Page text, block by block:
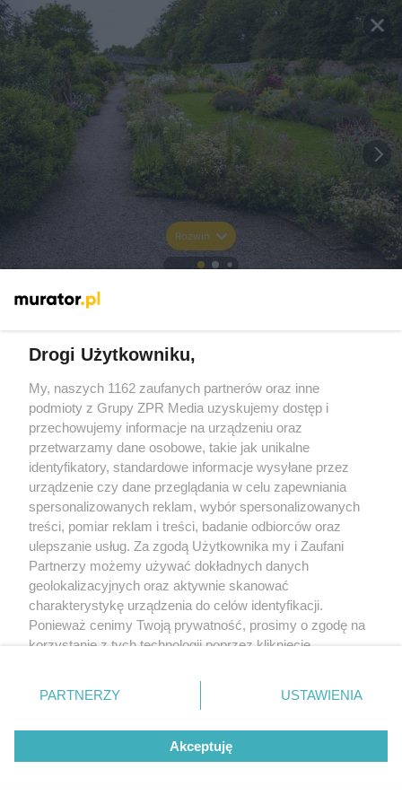
Rozwiń
Drogi Użytkowniku,
My, naszych 1162 zaufanych partnerów oraz inne
podmioty z Grupy ZPR Media uzyskujemy dostęp i
przechowujemy informacje na urządzeniu oraz
przetwarzamy dane osobowe, takie jak unikalne
identyfikatory, standardowe informacje wysyłane przez
urządzenie czy dane przeglądania w celu zapewniania
spersonalizowanych reklam, wybór spersonalizowanych
treści, pomiar reklam i treści, badanie odbiorców oraz
ulepszanie usług. Za zgodą Użytkownika my i Zaufani
Partnerzy możemy używać dokładnych danych
geolokalizacyjnych oraz aktywnie skanować
charakterystykę urządzenia do celów identyfikacji.
Ponieważ cenimy Twoją prywatność, prosimy o zgodę na
korzystanie z tych technologii poprzez kliknięcie
zmienić/wycofać klikając przycisk ustawień prywatności
znajdujący się w lewym dolnym rogu strony
rodzaje przetwarzania danych nie wymagają zgody
użytkownika, ale masz prawo sprzeciwić się takiemu
przetwarzaniu. Preferencje będą miały zastosowanie tylko
PARTNERZY USTAWIENIA
Akceptuję